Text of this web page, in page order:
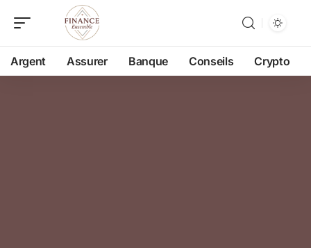
Argent Assurer Banque Conseils Crypto